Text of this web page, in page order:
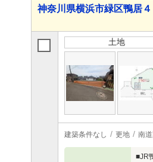
神奈川県横浜市緑区鴨居
土地
建築条件なし 更地 南
■JR